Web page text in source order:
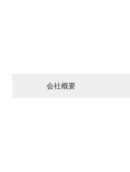
会社概要